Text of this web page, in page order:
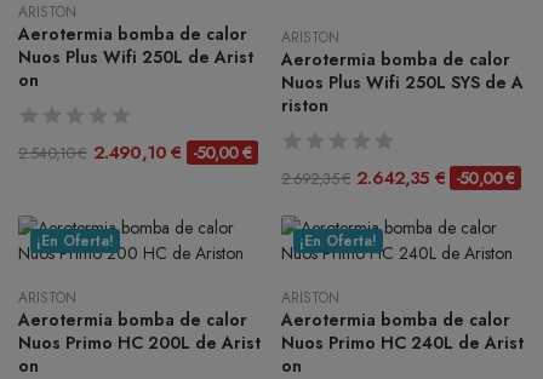
ARISTON
Aerotermia bomba de calor
Nuos Plus Wifi 250L de Arist
on
2.540,10 € 2.490,10 € -50,00 €
ARISTON
Aerotermia bomba de calor
Nuos Plus Wifi 250L SYS de A
riston
2.692,35 € 2.642,35 € -50,00 €
¡En Oferta!
ARISTON
Aerotermia bomba de calor
Nuos Primo HC 200L de Arist
on
¡En Oferta!
ARISTON
Aerotermia bomba de calor
Nuos Primo HC 240L de Arist
on